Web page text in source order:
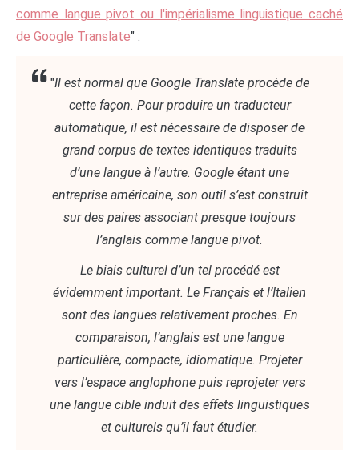
comme langue pivot ou l'impérialisme linguistique caché
de Google Translate" :
"Il est normal que Google Translate procède de
cette façon. Pour produire un traducteur
automatique, il est nécessaire de disposer de
grand corpus de textes identiques traduits
d’une langue à l’autre. Google étant une
entreprise américaine, son outil s’est construit
sur des paires associant presque toujours
l’anglais comme langue pivot.
Le biais culturel d’un tel procédé est
évidemment important. Le Français et l’Italien
sont des langues relativement proches. En
comparaison, l’anglais est une langue
particulière, compacte, idiomatique. Projeter
vers l’espace anglophone puis reprojeter vers
une langue cible induit des effets linguistiques
et culturels qu’il faut étudier.